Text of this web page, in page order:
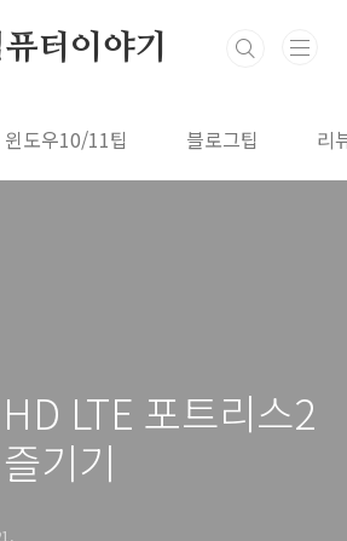
터이야기
윈도우10/11팁 블로그팁 리
LTE 포트리스2
기기